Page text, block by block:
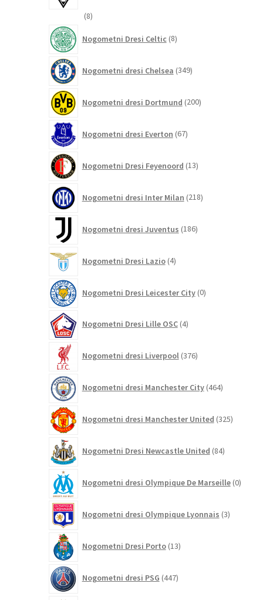
88
Nogometni Dresi Celtic 8izdelkov
Nogometni dresi Chelsea 349izdelkov
Nogometni dresi Dortmund 200izdelkov
Nogometni dresi Everton 67izdelkov
Nogometni Dresi Feyenoord 13izdelkov
Nogometni dresi Inter Milan 218izdelkov
Nogometni dresi Juventus 186izdelkov
Nogometni Dresi Lazio 4izdelki
Nogometni Dresi Leicester City 0izdelkov
Nogometni Dresi Lille OSC 4izdelki
Nogometni dresi Liverpool 376izdelkov
Nogometni dresi Manchester City 464izdelkov
Nogometni dresi Manchester United 325izdelkov
Nogometni Dresi Newcastle United 84izdelkov
Nogometni dresi Olympique De Marseille 0
Nogometni dresi Olympique Lyonnais 3izdelki
Nogometni Dresi Porto 13izdelkov
Nogometni dresi PSG 447izdelkov